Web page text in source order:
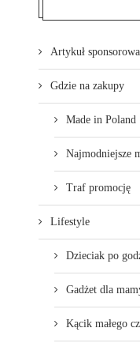
Artykuł
Gdzie na zakupy
Made in Poland
Najmodniejsze
Traf promocję
Lifestyle
Dzieciak po
Gadżet dla
Kącik małego